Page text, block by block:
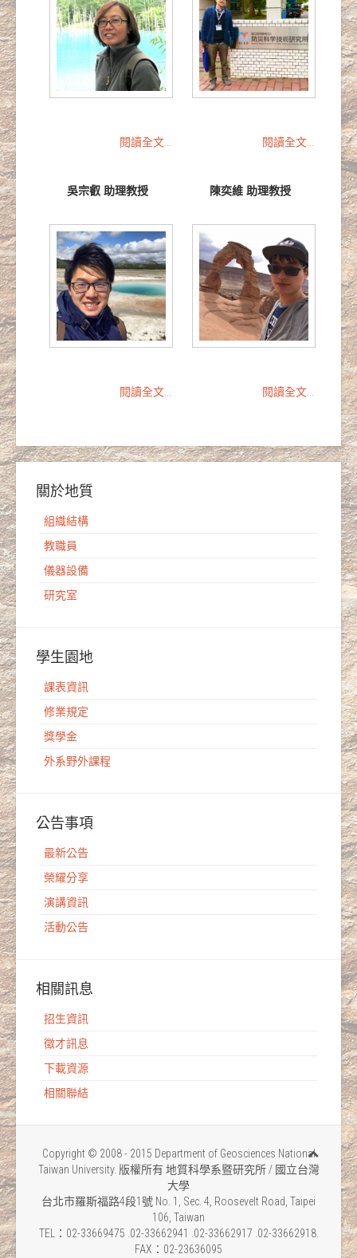
閱讀全文... 閱讀全文...
吳宗叡 助理教授
閱讀全文...
陳奕維 助理教授
閱讀全文...
關於地質
組織結構
教職員
儀器設備
研究室
學生園地
課表資訊
修業規定
獎學金
外系野外課程
公告事項
最新公告
榮耀分享
演講資訊
活動公告
相關訊息
招生資訊
徵才訊息
下載資源
相關聯結
Copyright © 2008 - 2015 Department of Geosciences National
Taiwan University. 版權所有 地質科學系暨研究所 / 國立台灣
大學
台北市羅斯福路4段1號 No. 1, Sec. 4, Roosevelt Road, Taipei
106, Taiwan
TEL：02-33669475 .02-33662941 .02-33662917 .02-33662918.
FAX：02-23636095